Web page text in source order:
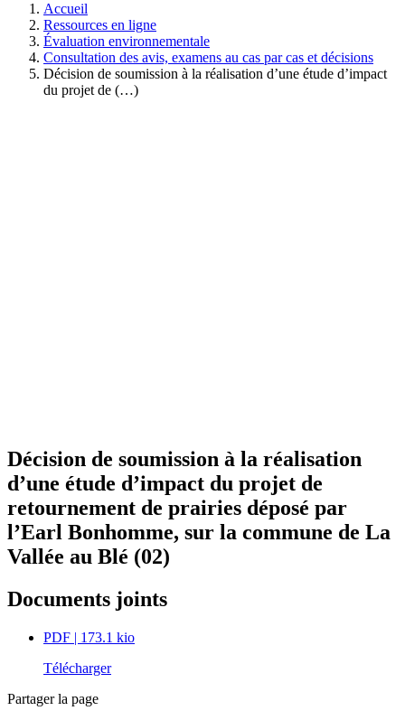
Accueil
Ressources en ligne
Évaluation environnementale
Consultation des avis, examens au cas par cas et décisions
Décision de soumission à la réalisation d’une étude d’impact
du projet de (…)
Décision de soumission à la réalisation
d’une étude d’impact du projet de
retournement de prairies déposé par
l’Earl Bonhomme, sur la commune de La
Vallée au Blé (02)
Documents joints
PDF | 173.1 kio
Télécharger
Partager la page